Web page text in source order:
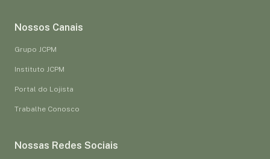
Nossos Canais
Grupo JCPM
Instituto JCPM
Portal do Lojista
Trabalhe Conosco
Nossas Redes Sociais